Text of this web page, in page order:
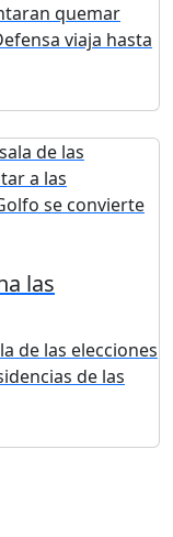
quemar
viaja hasta
las
de las elecciones
de las